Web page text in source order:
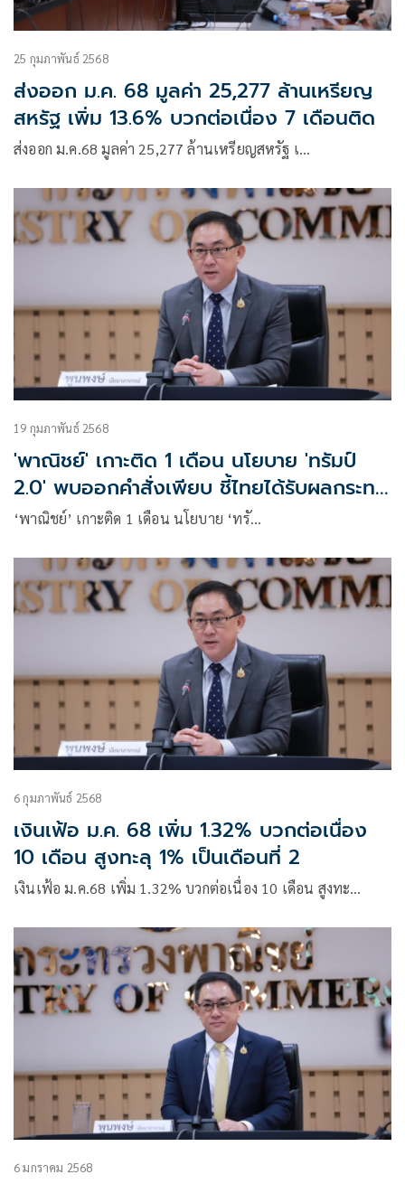
25 กุมภาพันธ์ 2568
ส่งออก ม.ค. 68 มูลค่า 25,277 ล้านเหรียญ
สหรัฐ เพิ่ม 13.6% บวกต่อเนื่อง 7 เดือนติด
ส่งออก ม.ค.68 มูลค่า 25,277 ล้านเหรียญสหรัฐ เ…
19 กุมภาพันธ์ 2568
'พาณิชย์' เกาะติด 1 เดือน นโยบาย 'ทรัมป์
2.0' พบออกคำสั่งเพียบ ชี้ไทยได้รับผลกระทบ
แน่
‘พาณิชย์’ เกาะติด 1 เดือน นโยบาย ‘ทรั…
6 กุมภาพันธ์ 2568
เงินเฟ้อ ม.ค. 68 เพิ่ม 1.32% บวกต่อเนื่อง
10 เดือน สูงทะลุ 1% เป็นเดือนที่ 2
เงินเฟ้อ ม.ค.68 เพิ่ม 1.32% บวกต่อเนื่อง 10 เดือน สูงทะ…
6 มกราคม 2568